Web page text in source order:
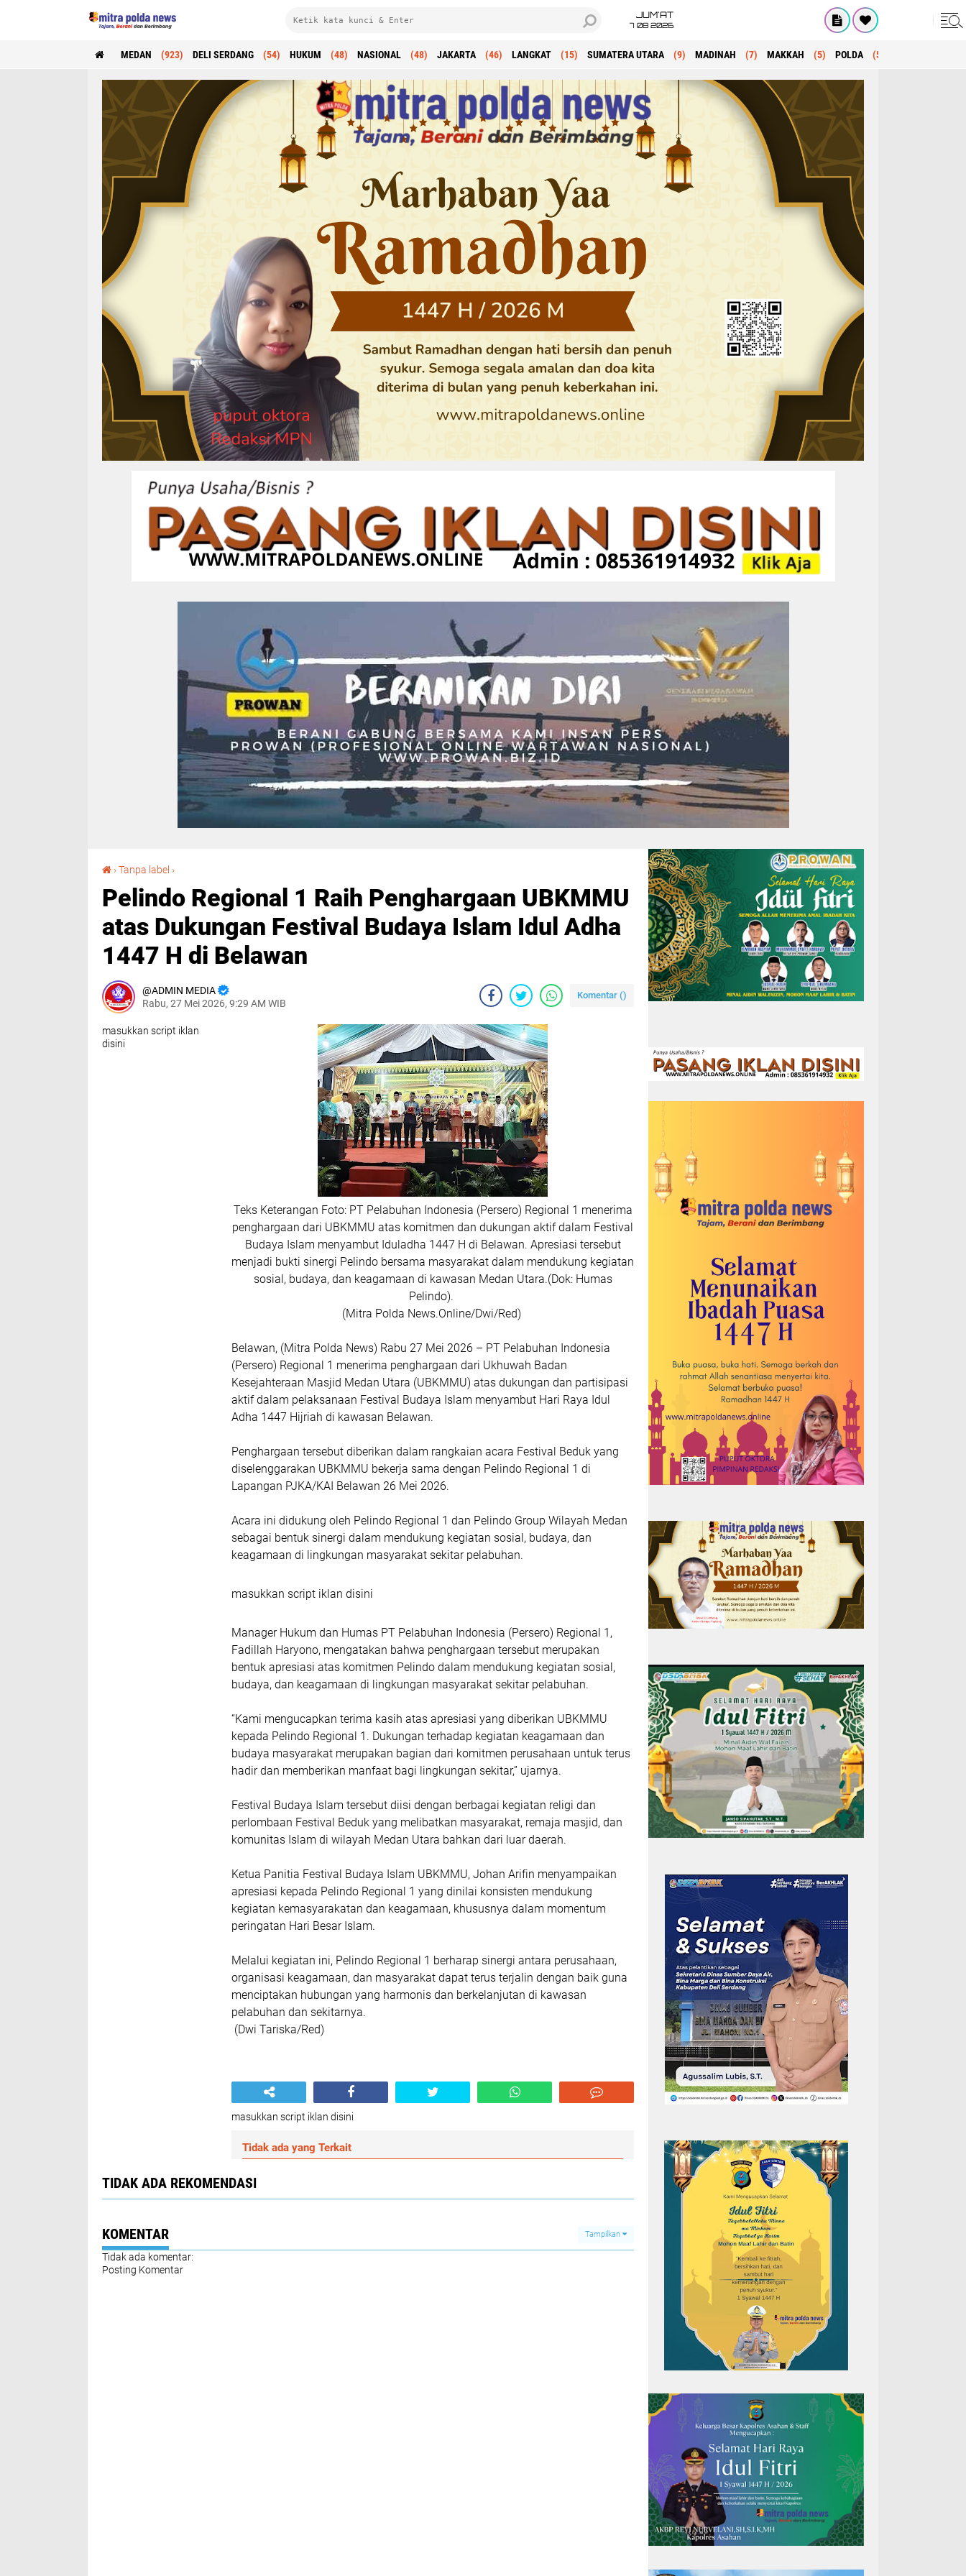
JUM'AT
7 08 2026
MEDAN (923) DELI SERDANG (54) HUKUM (48) NASIONAL (48) JAKARTA (46) LANGKAT (15) SUMATERA UTARA (9) MADINAH (7) MAKKAH (5) POLDA (5)
›Tanpa label ›
Pelindo Regional 1 Raih Penghargaan UBKMMU
atas Dukungan Festival Budaya Islam Idul Adha
1447 H di Belawan
ADMIN MEDIA
Rabu, 27 Mei 2026, 9:29 AM WIB
Komentar ()
masukkan script iklan
disini
Teks Keterangan Foto: PT Pelabuhan Indonesia (Persero) Regional 1 menerima
penghargaan dari UBKMMU atas komitmen dan dukungan aktif dalam Festival
Budaya Islam menyambut Iduladha 1447 H di Belawan. Apresiasi tersebut
menjadi bukti sinergi Pelindo bersama masyarakat dalam mendukung kegiatan
sosial, budaya, dan keagamaan di kawasan Medan Utara.(Dok: Humas
Pelindo).
(Mitra Polda News.Online/Dwi/Red)
Belawan, (Mitra Polda News) Rabu 27 Mei 2026 – PT Pelabuhan Indonesia
(Persero) Regional 1 menerima penghargaan dari Ukhuwah Badan
Kesejahteraan Masjid Medan Utara (UBKMMU) atas dukungan dan partisipasi
aktif dalam pelaksanaan Festival Budaya Islam menyambut Hari Raya Idul
Adha 1447 Hijriah di kawasan Belawan.
Penghargaan tersebut diberikan dalam rangkaian acara Festival Beduk yang
diselenggarakan UBKMMU bekerja sama dengan Pelindo Regional 1 di
Lapangan PJKA/KAI Belawan 26 Mei 2026.
Acara ini didukung oleh Pelindo Regional 1 dan Pelindo Group Wilayah Medan
sebagai bentuk sinergi dalam mendukung kegiatan sosial, budaya, dan
keagamaan di lingkungan masyarakat sekitar pelabuhan.
masukkan script iklan disini
Manager Hukum dan Humas PT Pelabuhan Indonesia (Persero) Regional 1,
Fadillah Haryono, mengatakan bahwa penghargaan tersebut merupakan
bentuk apresiasi atas komitmen Pelindo dalam mendukung kegiatan sosial,
budaya, dan keagamaan di lingkungan masyarakat sekitar pelabuhan.
“Kami mengucapkan terima kasih atas apresiasi yang diberikan UBKMMU
kepada Pelindo Regional 1. Dukungan terhadap kegiatan keagamaan dan
budaya masyarakat merupakan bagian dari komitmen perusahaan untuk terus
hadir dan memberikan manfaat bagi lingkungan sekitar,” ujarnya.
Festival Budaya Islam tersebut diisi dengan berbagai kegiatan religi dan
perlombaan Festival Beduk yang melibatkan masyarakat, remaja masjid, dan
komunitas Islam di wilayah Medan Utara bahkan dari luar daerah.
Ketua Panitia Festival Budaya Islam UBKMMU, Johan Arifin menyampaikan
apresiasi kepada Pelindo Regional 1 yang dinilai konsisten mendukung
kegiatan kemasyarakatan dan keagamaan, khususnya dalam momentum
peringatan Hari Besar Islam.
Melalui kegiatan ini, Pelindo Regional 1 berharap sinergi antara perusahaan,
organisasi keagamaan, dan masyarakat dapat terus terjalin dengan baik guna
menciptakan hubungan yang harmonis dan berkelanjutan di kawasan
pelabuhan dan sekitarnya.
(Dwi Tariska/Red)
masukkan script iklan disini
Tidak ada yang Terkait
TIDAK ADA REKOMENDASI
KOMENTAR Tampilkan
Tidak ada komentar:
Posting Komentar